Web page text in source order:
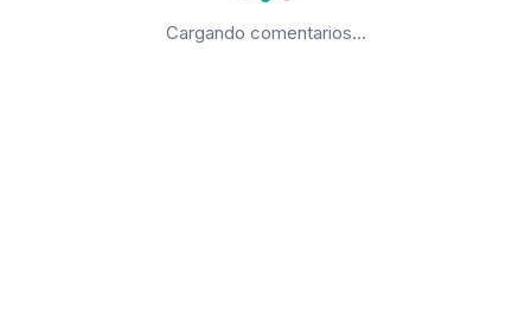
Cargando comentarios...